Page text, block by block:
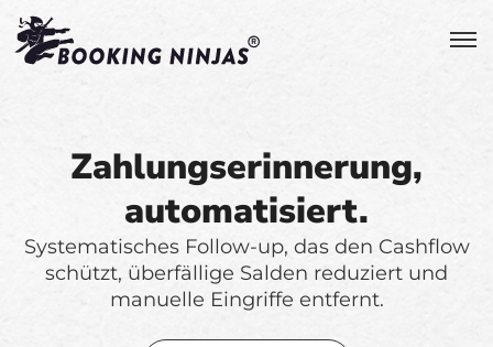
Zahlungserinnerung,
automatisiert.
Systematisches Follow-up, das den Cashflow
schützt, überfällige Salden reduziert und
manuelle Eingriffe entfernt.